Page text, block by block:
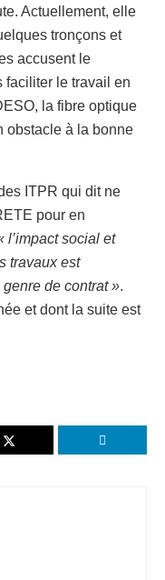
Actuellement, elle
tronçons et
accusent le
faciliter le travail en
la fibre optique
obstacle à la bonne
ITPR qui dit ne
pour en
l’impact social et
travaux est
de contrat ».
et dont la suite est